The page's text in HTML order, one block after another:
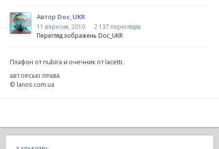
Автор Doc_UKR
11 вересня, 2010
2 137 переглядів
Перегляд зображень Doc_UKR
Плафон от nubira и очечник от lacetti.
АВТОРСЬКІ ПРАВА
© lanos.com.ua